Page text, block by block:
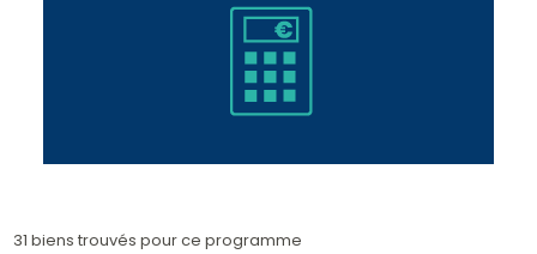
31 biens trouvés pour ce programme